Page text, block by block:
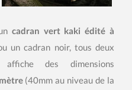
cadran vert kaki édité à
un cadran noir, tous deux
des dimensions
(40mm au niveau de la